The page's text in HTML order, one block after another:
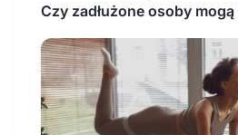
Czy zadłużone osoby